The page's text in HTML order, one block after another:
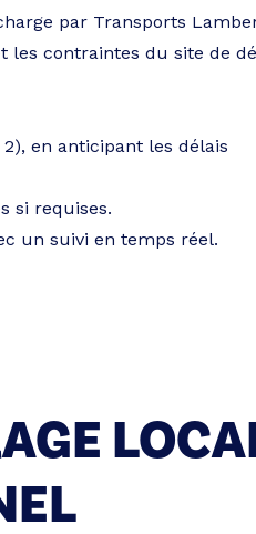
par Transports
les contraintes du site de
en anticipant les délais
si requises.
un suivi en temps réel.